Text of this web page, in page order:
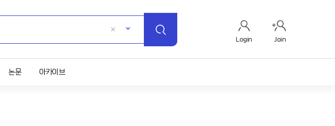
Login Join
논문 아카이브